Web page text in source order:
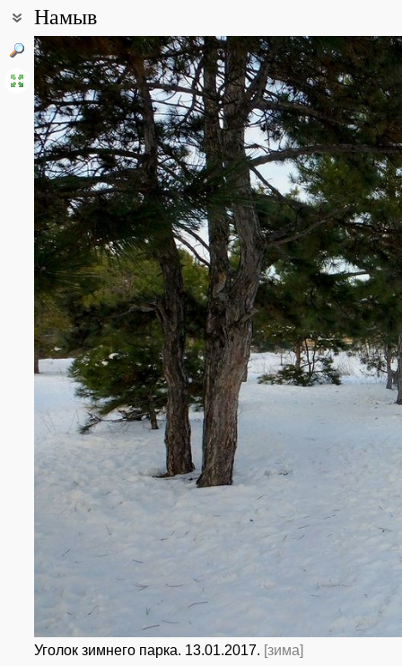
Намыв
Координаты:
46° 57′ 00″ с.ш., 31° 56′ 48″ в.д. (смотреть на картахGoogle
Описание точки:
Небольшой парк Лески расположен в городе Николаеве, в
Название этого николаевского парка связано с тем, что здесь,
деревьев, которые были собранные в отдельные группы и
На сегодняшний день в парке есть небольшая посадка сосен,
западного, софоры японской, липы, кленов разных видов, туи,
Один вид цветка - василек бело-жемчужный - занесен в
Также здесь находится озеро общей площадью 9,2 га, берега
Парк Лески – одно из самых популярных мест в городе
Прибрежная полоса реки Южный Буг в окрестностях города
Все фотографии(5) Фото растений и лишайников(239)
Уголок зимнего парка. 13.01.2017. [зима]